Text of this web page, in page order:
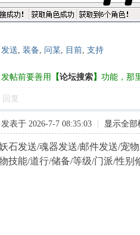
发送,装备, 问某, 目前,支持
发帖前要善用 【论坛搜索】功能，那
回复
发表于 2026-7-7 08:35:03 显示全部
石发送/魂器发送/邮件发送/宠
技能/道行/储备/等级/门派/性别